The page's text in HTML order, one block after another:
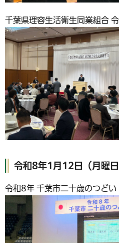
千葉県理容生活衛生同業組合
令和8年1月12日（月曜日
令和8年 千葉市二十歳のつどい